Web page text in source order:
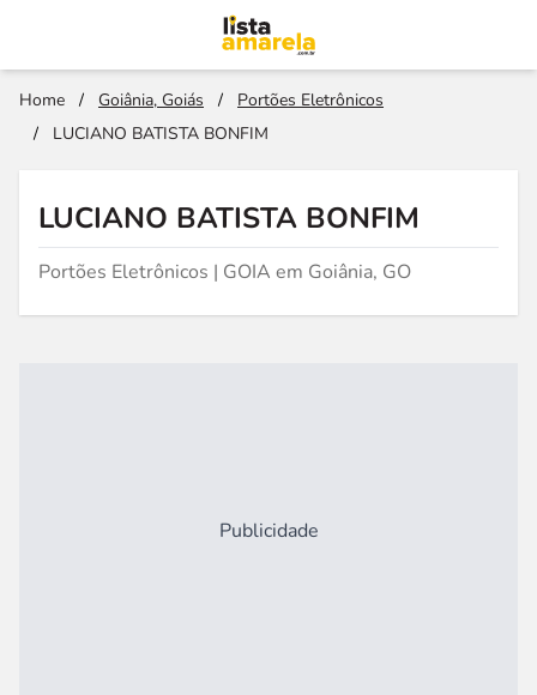
Home / Goiânia, Goiás /
Portões Eletrônicos
/
LUCIANO BATISTA BONFIM
LUCIANO BATISTA BONFIM
Portões Eletrônicos | GOIA em Goiânia, GO
Publicidade